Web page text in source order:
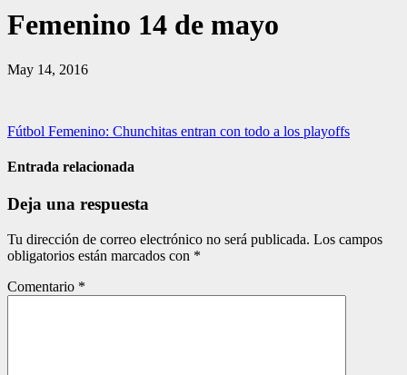
Femenino 14 de mayo
May 14, 2016
Navegación
de
Fútbol Femenino: Chunchitas entran con todo a los playoffs
Entrada relacionada
Deja una respuesta
Tu dirección de correo electrónico no será publicada. Los campos
obligatorios están marcados con *
Comentario *